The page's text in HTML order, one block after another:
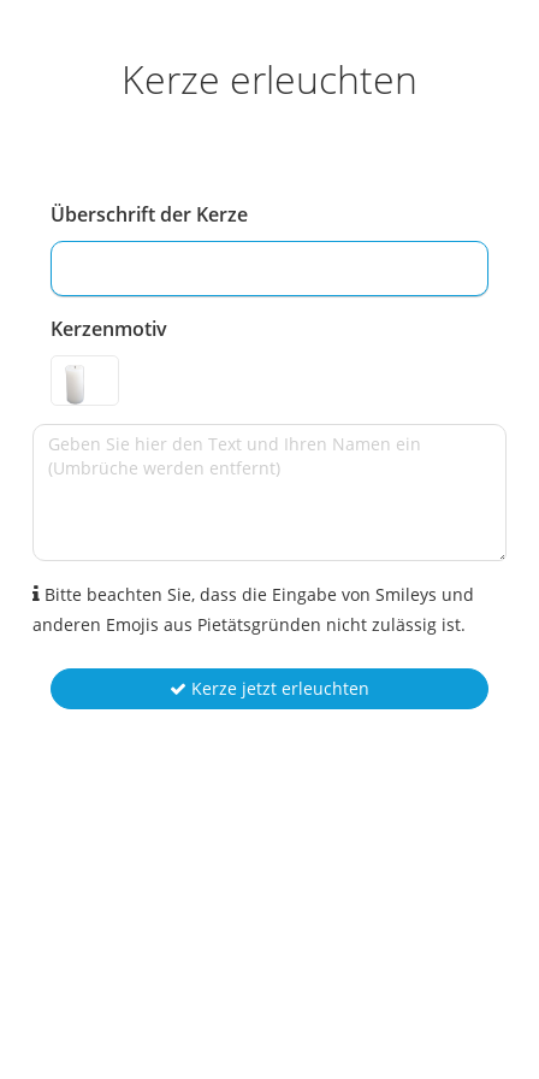
Kerze erleuchten
Überschrift der Kerze
Kerzenmotiv
Bitte beachten Sie, dass die Eingabe von Smileys und
anderen Emojis aus Pietätsgründen nicht zulässig ist.
Kerze jetzt erleuchten